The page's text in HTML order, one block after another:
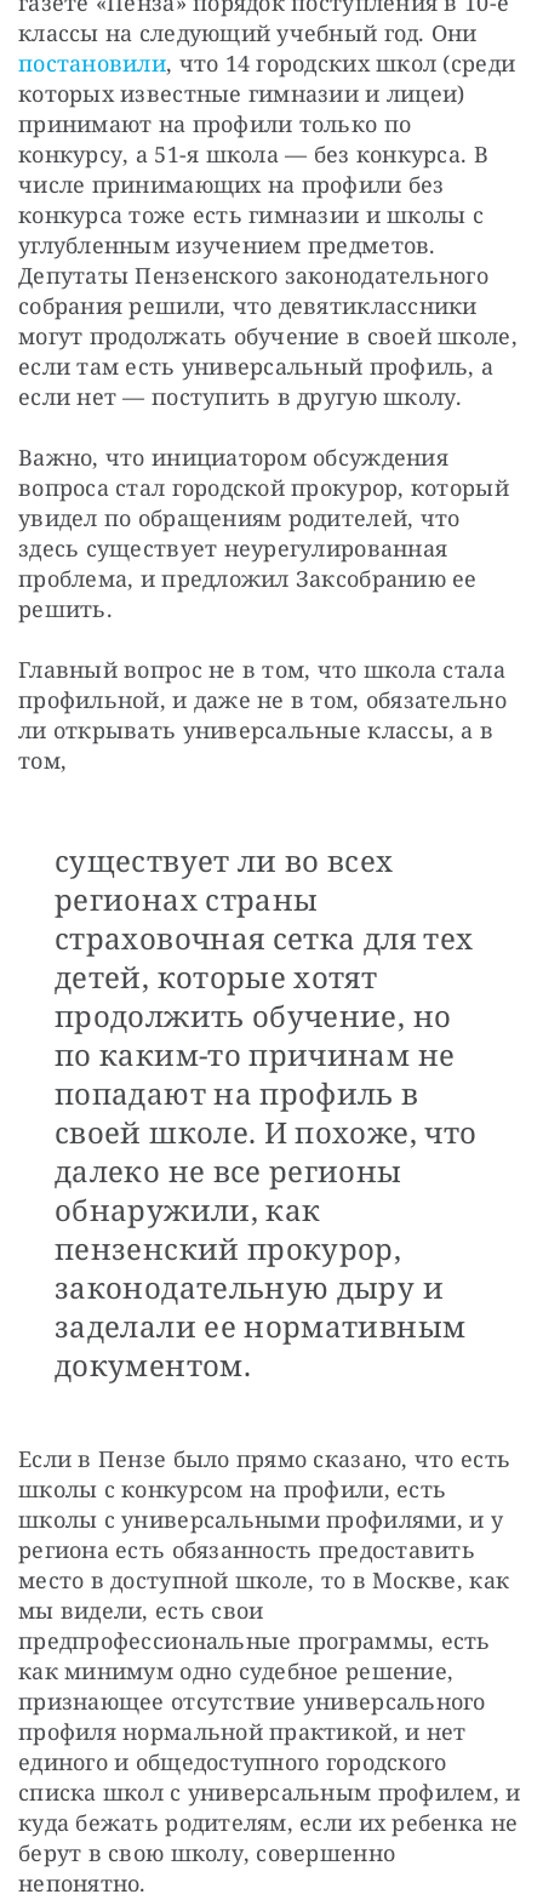
постановили, что 14 городских школ (среди
которых известные гимназии и лицеи)
принимают на профили только по
конкурсу, а 51-я школа — без конкурса. В
числе принимающих на профили без
конкурса тоже есть гимназии и школы с
углубленным изучением предметов.
Депутаты Пензенского законодательного
собрания решили, что девятиклассники
могут продолжать обучение в своей школе,
если там есть универсальный профиль, а
если нет — поступить в другую школу.
Важно, что инициатором обсуждения
вопроса стал городской прокурор, который
увидел по обращениям родителей, что
здесь существует неурегулированная
проблема, и предложил Заксобранию ее
решить.
Главный вопрос не в том, что школа стала
профильной, и даже не в том, обязательно
ли открывать универсальные классы, а в
том,
существует ли во всех
регионах страны
страховочная сетка для тех
детей, которые хотят
продолжить обучение, но
по каким-то причинам не
попадают на профиль в
своей школе. И похоже, что
далеко не все регионы
обнаружили, как
пензенский прокурор,
законодательную дыру и
заделали ее нормативным
документом.
Если в Пензе было прямо сказано, что есть
школы с конкурсом на профили, есть
школы с универсальными профилями, и у
региона есть обязанность предоставить
место в доступной школе, то в Москве, как
мы видели, есть свои
предпрофессиональные программы, есть
как минимум одно судебное решение,
признающее отсутствие универсального
профиля нормальной практикой, и нет
единого и общедоступного городского
списка школ с универсальным профилем, и
куда бежать родителям, если их ребенка не
берут в свою школу, совершенно
непонятно.